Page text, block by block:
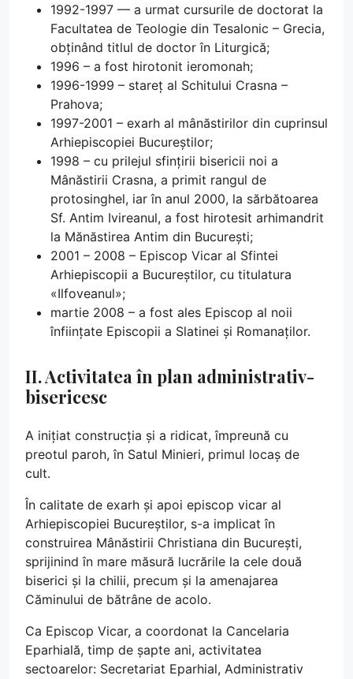
1992-1997 — a urmat cursurile de doctorat la
Facultatea de Teologie din Tesalonic – Grecia,
obținând titlul de doctor în Liturgică;
1996 – a fost hirotonit ieromonah;
1996-1999 – stareț al Schitului Crasna –
Prahova;
1997-2001 – exarh al mânăstirilor din cuprinsul
Arhiepiscopiei Bucureștilor;
1998 – cu prilejul sfințirii bisericii noi a
Mânăstirii Crasna, a primit rangul de
protosinghel, iar în anul 2000, la sărbătoarea
Sf. Antim Ivireanul, a fost hirotesit arhimandrit
la Mănăstirea Antim din București;
2001 – 2008 – Episcop Vicar al Sfintei
Arhiepiscopii a Bucureștilor, cu titulatura
«Ilfoveanul»;
martie 2008 – a fost ales Episcop al noii
înființate Episcopii a Slatinei și Romanaților.
II. Activitatea în plan administrativ-
bisericesc
A inițiat construcția și a ridicat, împreună cu
preotul paroh, în Satul Minieri, primul locaș de
cult.
În calitate de exarh și apoi episcop vicar al
Arhiepiscopiei Bucureștilor, s-a implicat în
construirea Mânăstirii Christiana din București,
sprijinind în mare măsură lucrările la cele două
biserici și la chilii, precum și la amenajarea
Căminului de bătrâne de acolo.
Ca Episcop Vicar, a coordonat la Cancelaria
Eparhială, timp de șapte ani, activitatea
sectoarelor: Secretariat Eparhial, Administrativ